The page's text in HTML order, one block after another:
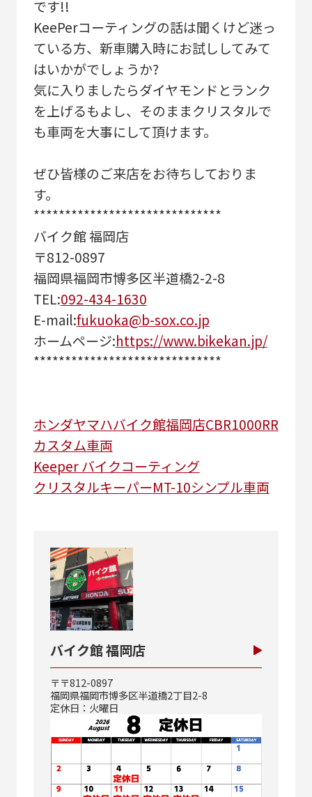
です!!
KeePerコーティングの話は聞くけど迷っ
ている方、新車購入時にお試ししてみて
はいかがでしょうか?
気に入りましたらダイヤモンドとランク
を上げるもよし、そのままクリスタルで
も車両を大事にして頂けます。
ぜひ皆様のご来店をお待ちしておりま
す。
******************************
バイク館 福岡店
〒812-0897
福岡県福岡市博多区半道橋2-2-8
TEL:092-434-1630
E-mail:fukuoka@b-sox.co.jp
ホームページ:https://www.bikekan.jp/
******************************
ホンダヤマハバイク館福岡店CBR1000RR
カスタム車両
Keeper バイクコーティング
クリスタルキーパーMT-10シンプル車両
バイク館 福岡店
〒〒812-0897
福岡県福岡市博多区半道橋2丁目2-8
定休日：火曜日